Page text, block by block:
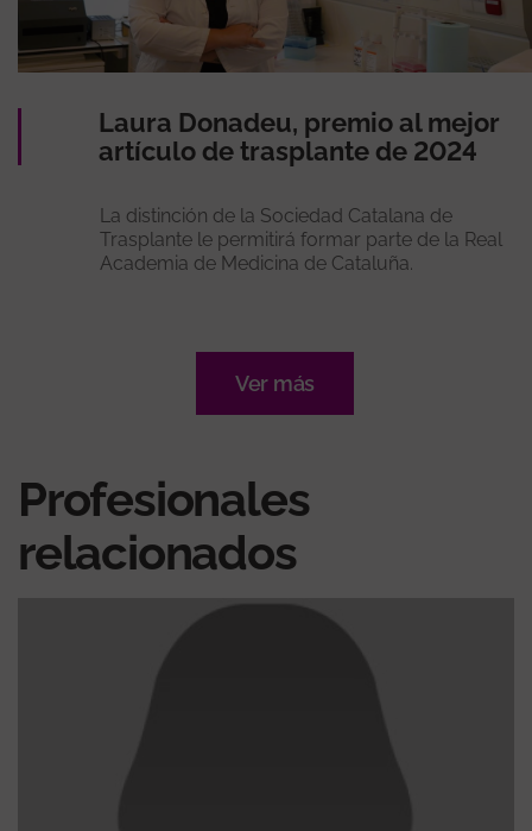
Laura Donadeu, premio al mejor
artículo de trasplante de 2024
La distinción de la Sociedad Catalana de
Trasplante le permitirá formar parte de la Real
Academia de Medicina de Cataluña.
Ver más
Profesionales
relacionados